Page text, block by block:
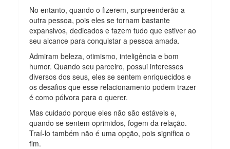
No entanto, quando o fizerem, surpreenderão a
outra pessoa, pois eles se tornam bastante
expansivos, dedicados e fazem tudo que estiver ao
seu alcance para conquistar a pessoa amada.
Admiram beleza, otimismo, inteligência e bom
humor. Quando seu parceiro, possui interesses
diversos dos seus, eles se sentem enriquecidos e
os desafios que esse relacionamento podem trazer
é como pólvora para o querer.
Mas cuidado porque eles não são estáveis e,
quando se sentem oprimidos, fogem da relação.
Traí-lo também não é uma opção, pois significa o
fim.